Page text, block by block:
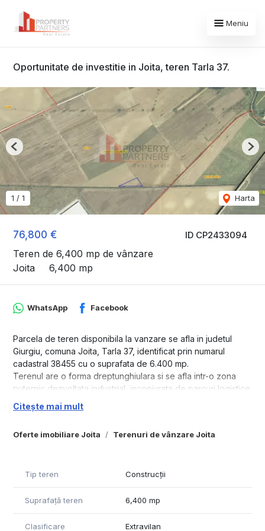
Meniu
Oportunitate de investitie in Joita, teren Tarla 37.
ID CP2433094
76,800 €
Teren de 6,400 mp de vânzare
Joita
6,400 mp
1 / 1 Harta
Previous
Oferte imobiliare Joita Terenuri de vânzare Joita
WhatsApp Facebook
Parcela de teren disponibila la vanzare se afla in judetul
Giurgiu, comuna Joita, Tarla 37, identificat prin numarul
cadastral 38455 cu o suprafata de 6.400 mp.
Terenul are o forma dreptunghiulara si se afla intr-o zona
puternic dezvoltata industrial, inconjurata de parcuri logistice
cum sunt: Centrul Logistic Emag, CTPark, etc.
Infrastructura in zona este solida, drumurile asfaltate si
fata de DC 147( drum comunal, asfaltat ) este de aproximatv
sunt:
- 10.200 mp cu lungime de 362,31 ml, latime de 28,43 ml,
- 10.100 mp cu lungime de 353,75 ml, latime de 28,83 ml,
Citește mai mult
Tip teren Construcții
Suprafață teren 6,400 mp
Clasificare Extravilan